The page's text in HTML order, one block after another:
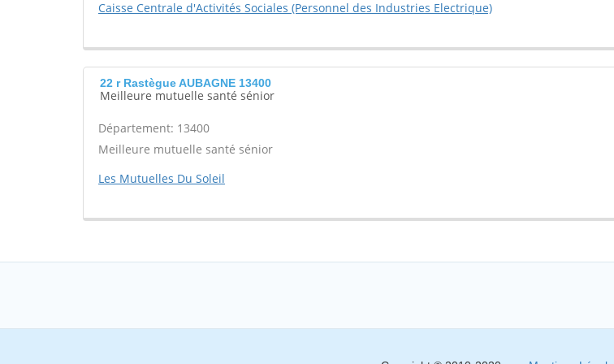
Caisse Centrale d'Activités Sociales (Personnel des Industries Electrique)
22 r Rastègue AUBAGNE 13400
Meilleure mutuelle santé sénior
Département: 13400
Meilleure mutuelle santé sénior
Les Mutuelles Du Soleil